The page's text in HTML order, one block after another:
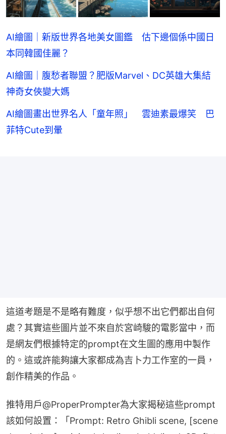
AI繪圖｜新版世界各地美女圖鑑 估下邊個係中國日
本同韓國佳麗？
AI繪圖｜腹愁者聯盟？肥版Marvel、DC英雄大集結
神奇女俠變大媽
AI繪圖畫出世界名人「童年照」 雲迪素最爆笑 巴
菲特Cute到暈
這道考題是不是略有難度，似乎想不出它們都出自何
處？其實這些圖片並不來自於宮崎駿的電影當中，而
是網友們根據特定的prompt在文生圖的應用中製作
的。這或許能夠讓大家都成為吉卜力工作室的一員，
創作精美的作品。
推特用戶@ProperPrompter為大家揭秘這些prompt
該如何設置：「Prompt: Retro Ghibli scene, [scene